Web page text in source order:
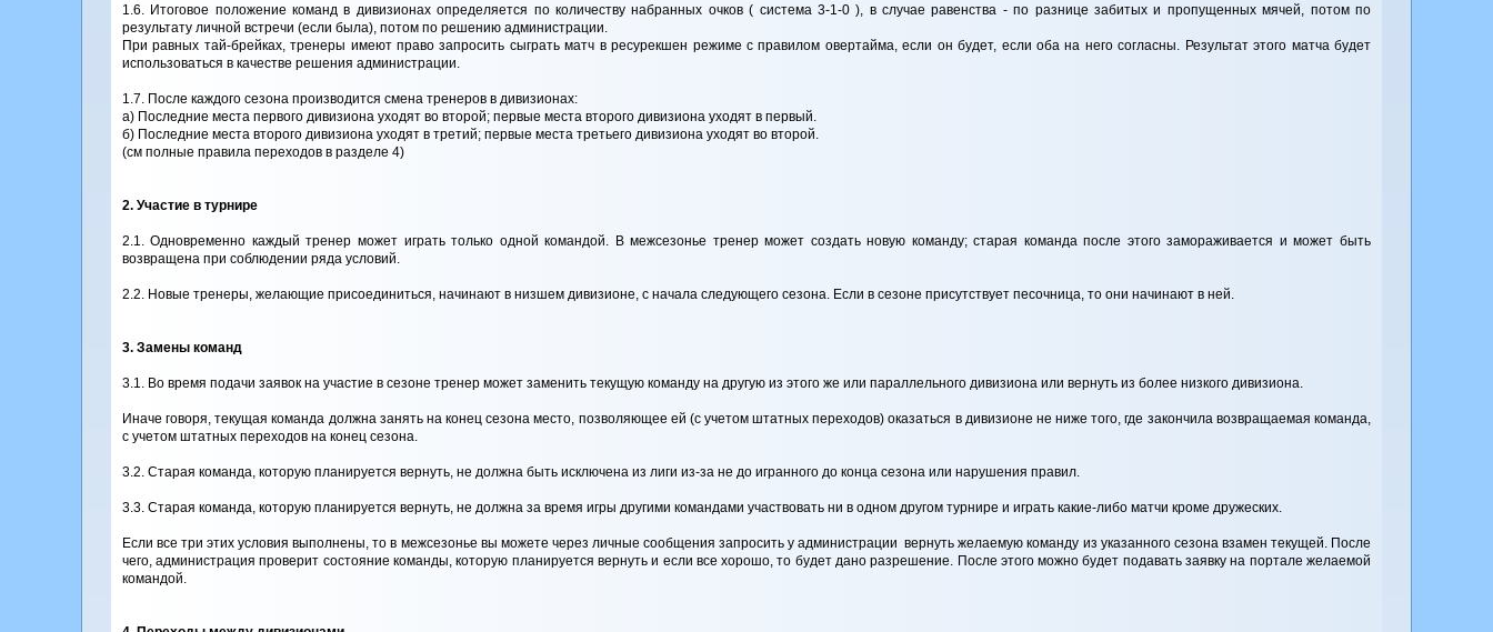
1.6. Итоговое положение команд в дивизионах определяется по количеству набранных очков ( система 3-1-0 ), в случае равенства - по разнице забитых и пропущенных мячей, потом по
результату личной встречи (если была), потом по решению администрации.
При равных тай-брейках, тренеры имеют право запросить сыграть матч в ресурекшен режиме с правилом овертайма, если он будет, если оба на него согласны. Результат этого матча будет
использоваться в качестве решения администрации.
1.7. После каждого сезона производится смена тренеров в дивизионах:
а) Последние места первого дивизиона уходят во второй; первые места второго дивизиона уходят в первый.
б) Последние места второго дивизиона уходят в третий; первые места третьего дивизиона уходят во второй.
(см полные правила переходов в разделе 4)
2. Участие в турнире
2.1. Одновременно каждый тренер может играть только одной командой. В межсезонье тренер может создать новую команду; старая команда после этого замораживается и может быть
возвращена при соблюдении ряда условий.
2.2. Новые тренеры, желающие присоединиться, начинают в низшем дивизионе, с начала следующего сезона. Если в сезоне присутствует песочница, то они начинают в ней.
3. Замены команд
3.1. Во время подачи заявок на участие в сезоне тренер может заменить текущую команду на другую из этого же или параллельного дивизиона или вернуть из более низкого дивизиона.
Иначе говоря, текущая команда должна занять на конец сезона место, позволяющее ей (с учетом штатных переходов) оказаться в дивизионе не ниже того, где закончила возвращаемая команда,
с учетом штатных переходов на конец сезона.
3.2. Старая команда, которую планируется вернуть, не должна быть исключена из лиги из-за не до игранного до конца сезона или нарушения правил.
3.3. Старая команда, которую планируется вернуть, не должна за время игры другими командами участвовать ни в одном другом турнире и играть какие-либо матчи кроме дружеских.
Если все три этих условия выполнены, то в межсезонье вы можете через личные сообщения запросить у администрации вернуть желаемую команду из указанного сезона взамен текущей. После
чего, администрация проверит состояние команды, которую планируется вернуть и если все хорошо, то будет дано разрешение. После этого можно будет подавать заявку на портале желаемой
командой.